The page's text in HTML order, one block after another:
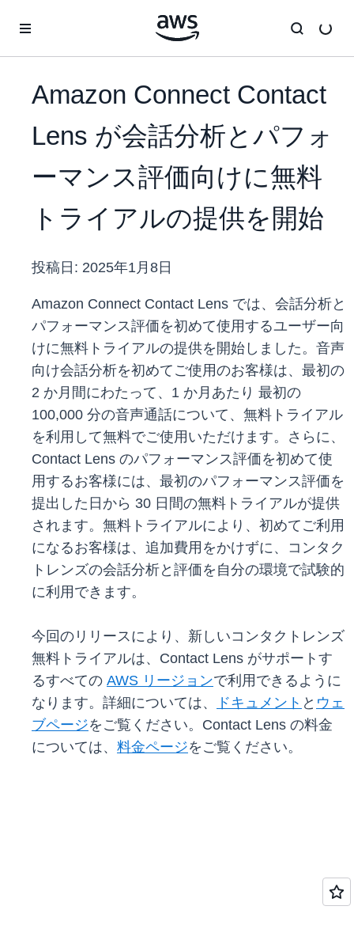
Amazon Connect Contact
Lens が会話分析とパフォ
ーマンス評価向けに無料
トライアルの提供を開始
投稿日: 2025年1月8日
Amazon Connect Contact Lens では、会話分析と
パフォーマンス評価を初めて使用するユーザー向
けに無料トライアルの提供を開始しました。音声
向け会話分析を初めてご使用のお客様は、最初の
2 か月間にわたって、1 か月あたり 最初の
100,000 分の音声通話について、無料トライアル
を利用して無料でご使用いただけます。さらに、
Contact Lens のパフォーマンス評価を初めて使
用するお客様には、最初のパフォーマンス評価を
提出した日から 30 日間の無料トライアルが提供
されます。無料トライアルにより、初めてご利用
になるお客様は、追加費用をかけずに、コンタク
トレンズの会話分析と評価を自分の環境で試験的
に利用できます。
今回のリリースにより、新しいコンタクトレンズ
無料トライアルは、Contact Lens がサポートす
るすべての AWS リージョンで利用できるように
なります。詳細については、
ドキュメント と ウェ
ブページをご覧ください。Contact Lens の料金
については、 料金ページをご覧ください。